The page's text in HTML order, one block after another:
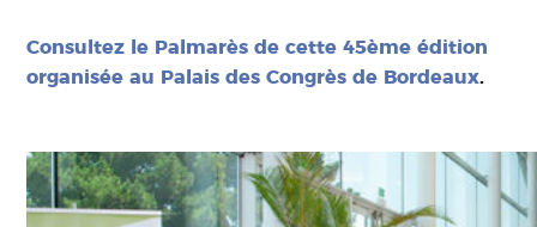
Consultez le Palmarès de cette 45ème édition
organisée au Palais des Congrès de Bordeaux.